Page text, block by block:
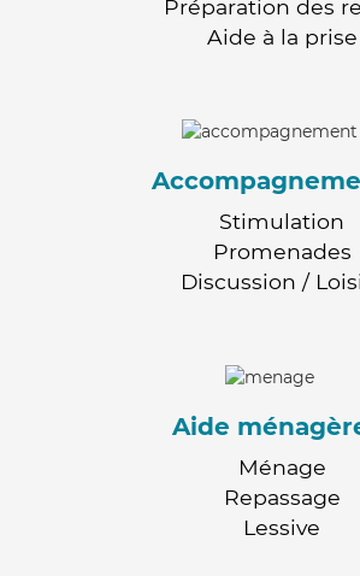
Préparation des
Aide à la prise
Stimulation
Promenades
Discussion /
Aide
Ménage
Repassage
Lessive